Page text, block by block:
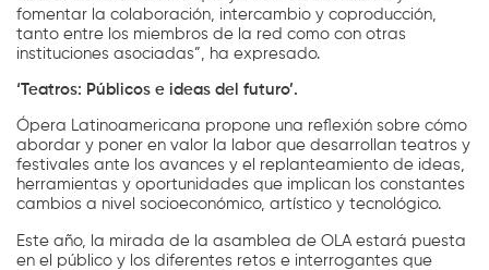
fomentar la colaboración, intercambio y coproducción,
tanto entre los miembros de la red como con otras
instituciones asociadas”, ha expresado.
‘Teatros: Públicos e ideas del futuro’.
Ópera Latinoamericana propone una reflexión sobre cómo
abordar y poner en valor la labor que desarrollan teatros y
festivales ante los avances y el replanteamiento de ideas,
herramientas y oportunidades que implican los constantes
cambios a nivel socioeconómico, artístico y tecnológico.
Este año, la mirada de la asamblea de OLA estará puesta
en el público y los diferentes retos e interrogantes que